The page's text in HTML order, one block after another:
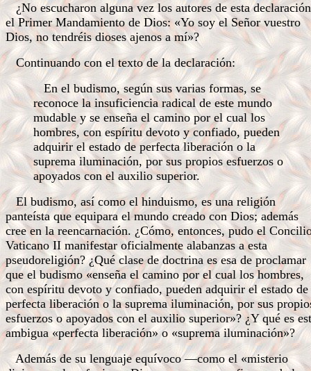
¿No escucharon alguna vez los autores de esta declaración
el Primer Mandamiento de Dios: «Yo soy el Señor vuestro
Dios, no tendréis dioses ajenos a mí»?
Continuando con el texto de la declaración:
En el budismo, según sus varias formas, se
reconoce la insuficiencia radical de este mundo
mudable y se enseña el camino por el cual los
hombres, con espíritu devoto y confiado, pueden
adquirir el estado de perfecta liberación o la
suprema iluminación, por sus propios esfuerzos o
apoyados con el auxilio superior.
El budismo, así como el hinduismo, es una religión
panteísta que equipara el mundo creado con Dios; además
cree en la reencarnación. ¿Cómo, entonces, pudo el
Vaticano II manifestar oficialmente alabanzas a esta
pseudoreligión? ¿Qué clase de doctrina es esa de proclamar
que el budismo «enseña el camino por el cual los hombres,
con espíritu devoto y confiado, pueden adquirir el estado de
perfecta liberación o la suprema iluminación, por sus
esfuerzos o apoyados con el auxilio superior»? ¿Y qué es
ambigua «perfecta liberación» o «suprema iluminación»?
Además de su lenguaje equívoco —como el «misterio